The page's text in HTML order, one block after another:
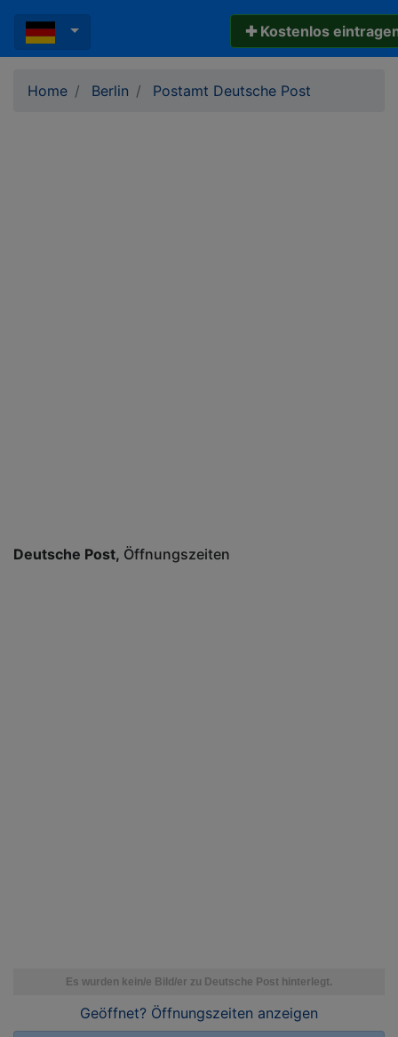
✚ Kostenlos
Home Berlin Postamt Deutsche Post
Deutsche Post Öffnungszeiten
Geöffnet? Öffnungszeiten anzeigen